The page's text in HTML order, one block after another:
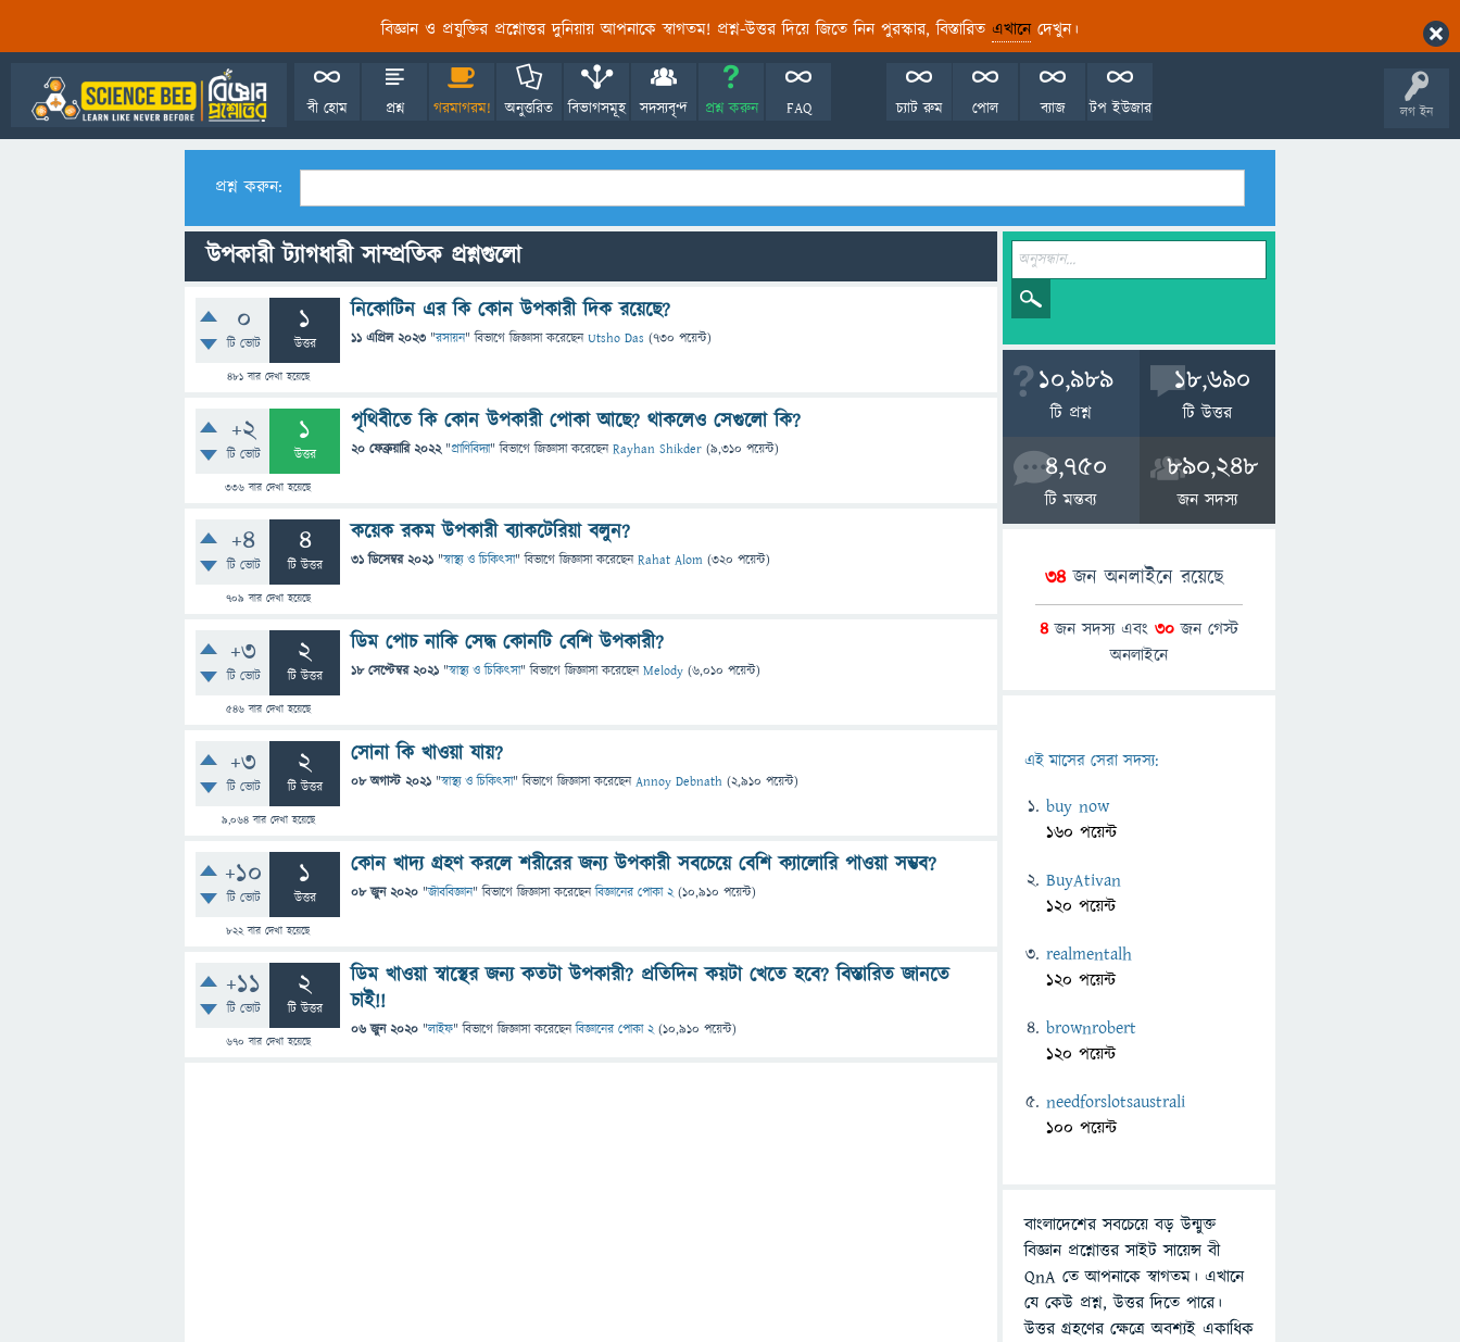
বিজ্ঞান ও প্রযুক্তির প্রশ্নোত্তর দুনিয়ায় আপনাকে স্বাগতম! প্রশ্ন-উত্তর দিয়ে জিতে নিন পুরস্কার, বিস্তারিত এখানেদেখুন।
লগ ইন
বী হোম প্রশ্ন গরমাগরম! অনুত্তরিত বিভাগসমূহ সদস্যবৃন্দ প্রশ্ন করুন FAQ টপ ইউজার
ব্যাজ
পোল
চ্যাট রুম
প্রশ্ন করুন:
উপকারী ট্যাগধারী সাম্প্রতিক প্রশ্নগুলো
0
টি ভোট
1
উত্তর
481বার দেখা হয়েছে
নিকোটিন এর কি কোন উপকারী দিক রয়েছে?
11 এপ্রিল 2023 "রসায়ন" বিভাগে জিজ্ঞাসাকরেছেনUtsho Das (730 পয়েন্ট)
+2
টি ভোট
1
উত্তর
336 বার দেখা হয়েছে
পৃথিবীতে কি কোন উপকারী পোকা আছে? থাকলেও সেগুলো কি?
20 ফেব্রুয়ারি 2022 "প্রাণিবিদ্যা" বিভাগে জিজ্ঞাসাকরেছেনRayhan Shikder (9,310 পয়েন্ট)
+4
টি ভোট
4
টি উত্তর
709 বার দেখা হয়েছে
কয়েক রকম উপকারী ব্যাকটেরিয়া বলুন?
31 ডিসেম্বর 2021 "স্বাস্থ্য ও চিকিৎসা" বিভাগে জিজ্ঞাসাকরেছেনRahat Alom (320 পয়েন্ট)
+3
টি ভোট
2
টি উত্তর
546বার দেখা হয়েছে
ডিম পোচ নাকি সেদ্ধ কোনটি বেশি উপকারী?
18 সেপ্টেম্বর 2021 "স্বাস্থ্য ও চিকিৎসা" বিভাগে জিজ্ঞাসাকরেছেনMelody (6,010 পয়েন্ট)
+3
টি ভোট
2
টি উত্তর
9,064বার দেখা হয়েছে
সোনা কি খাওয়া যায়?
08 অগাস্ট 2021 "স্বাস্থ্য ও চিকিৎসা" বিভাগে জিজ্ঞাসাকরেছেনAnnoy Debnath (2,910 পয়েন্ট)
+10
টি ভোট
1
উত্তর
822বার দেখা হয়েছে
কোন খাদ্য গ্রহণ করলে শরীরের জন্য উপকারী সবচেয়ে বেশি ক্যালোরি পাওয়া সম্ভব?
08 জুন 2020 "জীববিজ্ঞান" বিভাগে জিজ্ঞাসাকরেছেনবিজ্ঞানের পোকা 2 (10,910 পয়েন্ট)
+11
টি ভোট
2
টি উত্তর
670 বার দেখা হয়েছে
ডিম খাওয়া স্বাস্থের জন্য কতটা উপকারী? প্রতিদিন কয়টা খেতে হবে? বিস্তারিত জানতে
চাই!!
06 জুন 2020 "লাইফ" বিভাগে জিজ্ঞাসাকরেছেনবিজ্ঞানের পোকা 2 (10,910 পয়েন্ট)
10,989
টি প্রশ্ন
18,690
টি উত্তর
4,750
টি মন্তব্য
890,248
জন সদস্য
34জন অনলাইনে রয়েছে
4 জন সদস্য এবং 30 জন গেস্ট
অনলাইনে
এই মাসের সেরা সদস্য:
buy now
160 পয়েন্ট
BuyAtivan
120 পয়েন্ট
realmentalh
120 পয়েন্ট
brownrobert
120 পয়েন্ট
needforslotsaustrali
100 পয়েন্ট
বাংলাদেশের সবচেয়ে বড় উন্মুক্ত
বিজ্ঞান প্রশ্নোত্তর সাইট সায়েন্স বী
QnA তে আপনাকে স্বাগতম। এখানে
যে কেউ প্রশ্ন, উত্তর দিতে পারে।
উত্তর গ্রহণের ক্ষেত্রে অবশ্যই একাধিক